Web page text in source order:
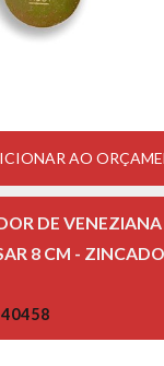
AO
DE VENEZIANA
8 CM -
40458